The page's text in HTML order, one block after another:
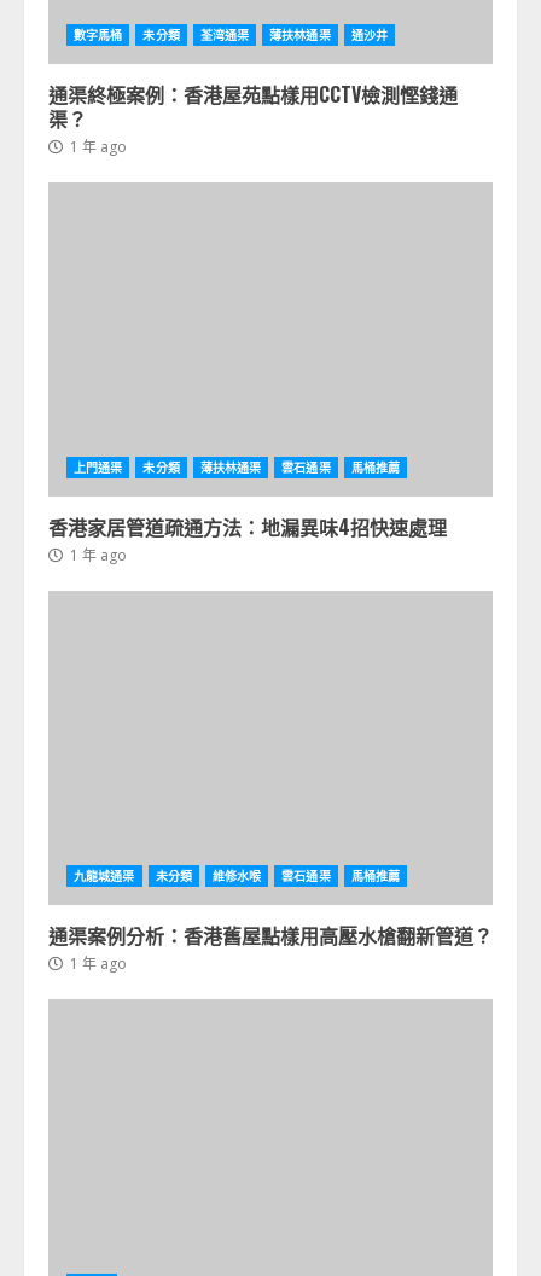
數字馬桶 未分類 荃湾通渠 薄扶林通渠 通沙井
通渠終極案例：香港屋苑點樣用CCTV檢測慳錢通
渠？
1 年 ago
上門通渠 未分類 薄扶林通渠 雲石通渠 馬桶推薦
香港家居管道疏通方法：地漏異味4招快速處理
1 年 ago
九龍城通渠 未分類 維修水喉 雲石通渠 馬桶推薦
通渠案例分析：香港舊屋點樣用高壓水槍翻新管道？
1 年 ago